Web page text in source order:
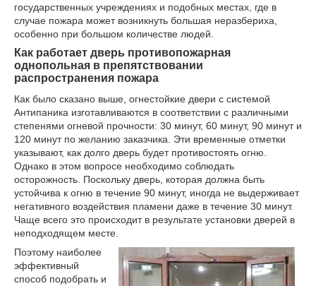
государственных учреждениях и подобных местах, где в
случае пожара может возникнуть большая неразбериха,
особенно при большом количестве людей.
Как работает дверь противопожарная
однопольная в препятствовании
распространения пожара
Как было сказано выше, огнестойкие двери с системой
Антипаника изготавливаются в соответствии с различными
степенями огневой прочности: 30 минут, 60 минут, 90 минут и
120 минут по желанию заказчика. Эти временные отметки
указывают, как долго дверь будет противостоять огню.
Однако в этом вопросе необходимо соблюдать
осторожность. Поскольку дверь, которая должна быть
устойчива к огню в течение 90 минут, иногда не выдерживает
негативного воздействия пламени даже в течение 30 минут.
Чаще всего это происходит в результате установки дверей в
неподходящем месте.
Поэтому наиболее
эффективный
способ подобрать и